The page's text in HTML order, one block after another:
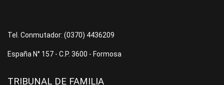
Tel. Conmutador: (0370) 4436209
España N° 157 - C.P. 3600 - Formosa
TRIBUNAL DE FAMILIA